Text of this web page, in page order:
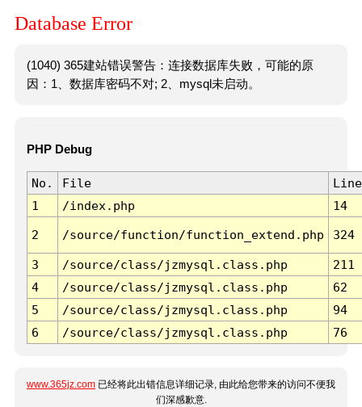
Database Error
(1040) 365建站错误警告：连接数据库失败，可能的原
因：1、数据库密码不对; 2、mysql未启动。
PHP Debug
No. File
Line
1
/index.php 14
2 /source/function/function_extend.php 324
3 /source/class/jzmysql.class.php
211
4
/source/class/jzmysql.class.php
62
5
/source/class/jzmysql.class.php
94
6
/source/class/jzmysql.class.php 76
www.365jz.com 已经将此出错信息详细记录, 由此给您带来的访问不便我
们深感歉意.